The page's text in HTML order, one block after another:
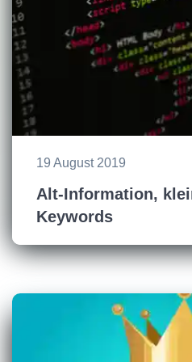
19 August 2019
Alt-Information,
Keywords